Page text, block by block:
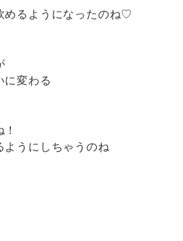
めるようになったのね♡
に変わる
ようにしちゃうのね